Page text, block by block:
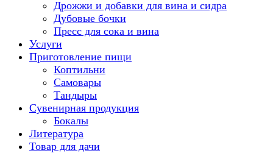
Дрожжи и добавки для вина и сидра
Дубовые бочки
Пресс для сока и вина
Услуги
Приготовление пищи
Коптильни
Самовары
Тандыры
Сувенирная продукция
Бокалы
Литература
Товар для дачи